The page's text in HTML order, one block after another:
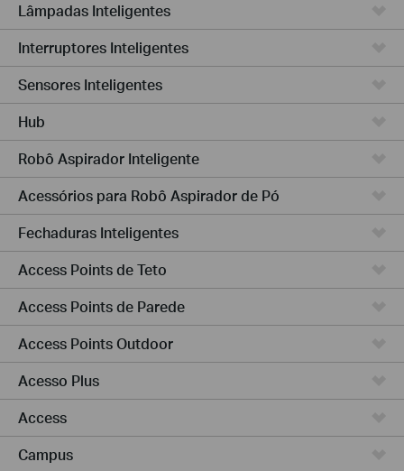
Lâmpadas Inteligentes
Interruptores Inteligentes
Sensores Inteligentes
Hub
Robô Aspirador Inteligente
Acessórios para Robô Aspirador de Pó
Fechaduras Inteligentes
Access Points de Teto
Access Points de Parede
Access Points Outdoor
Acesso Plus
Access
Campus